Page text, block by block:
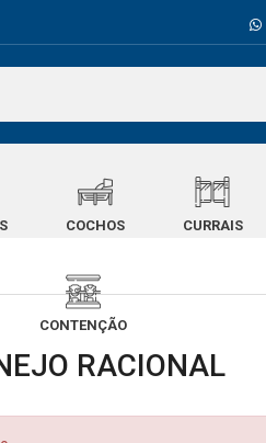
COCHOS CURRAIS
CONTENÇÃO
RACIONAL